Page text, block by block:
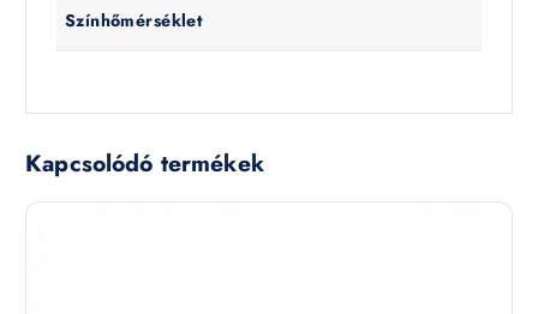
Színhőmérséklet
Kapcsolódó termékek